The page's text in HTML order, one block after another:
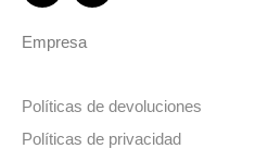
Empresa
Políticas de devoluciones
Políticas de privacidad